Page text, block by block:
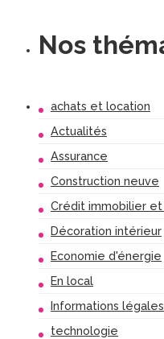
Nos
achats et location
Actualités
Assurance
Construction neuve
Crédit immobilier
Décoration intérieur
Economie d'énergie
En local
Informations légales
technologie